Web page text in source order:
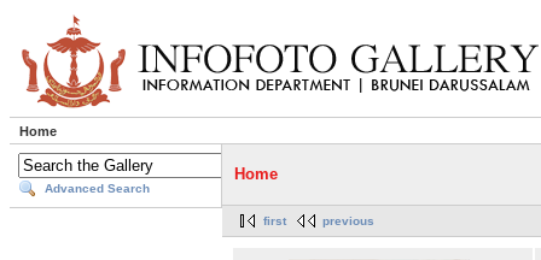
Home
Advanced Search
Home
first previous